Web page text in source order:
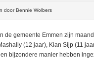
door Bennie Wolbers
de gemeente Emmen zijn
(12 jaar), Kian Sijp (11
bijzondere manier hebben